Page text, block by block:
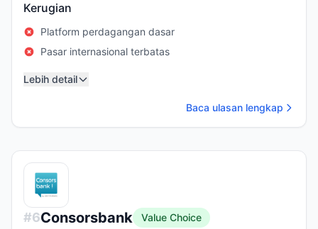
Kerugian
Platform perdagangan dasar
Pasar internasional terbatas
Lebih detail
Baca ulasan lengkap
#6Consorsbank
Value Choice